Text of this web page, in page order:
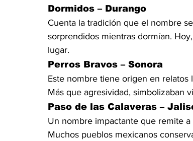
Dormidos – Durango
Cuenta la tradición que el nombre
sorprendidos mientras dormían.
lugar.
Perros Bravos – Sonora
Este nombre tiene origen en
Más que agresividad, simbolizaban
Paso de las Calaveras –
Un nombre impactante que remite
Muchos pueblos mexicanos